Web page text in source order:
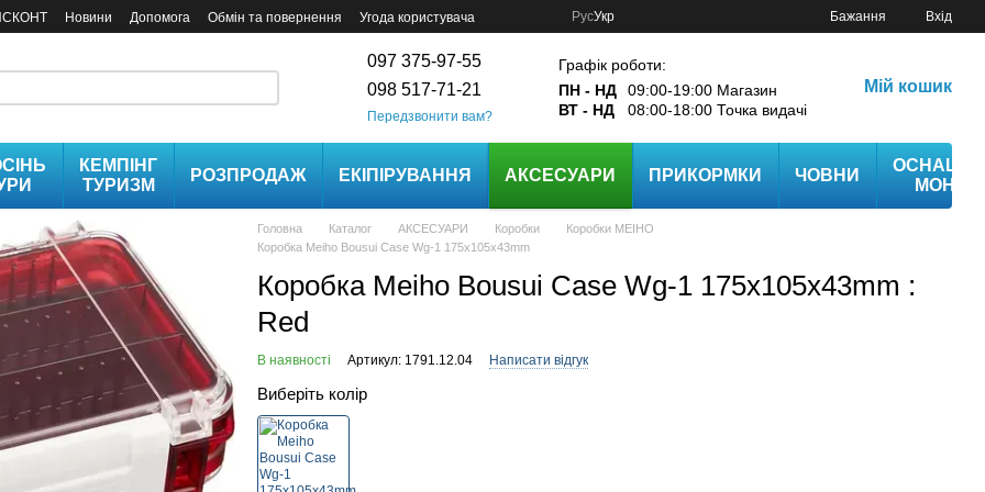
Новини Допомога Обмін та повернення Угода користувача РусУкр Бажання Вхід
097 375-97-55
098 517-71-21
Передзвонити вам?
Графік роботи:
ПН - НД
09:00-19:00 Магазин
ВТ - НД
08:00-18:00 Точка видачі
Мій кошик
КЕМПІНГ
ТУРИЗМ
РОЗПРОДАЖ ЕКІПІРУВАННЯ АКСЕСУАРИ ПРИКОРМКИ ЧОВНИ
Головна Каталог АКСЕСУАРИ Коробки
Коробки MEIHO
Коробка Meiho Bousui Case Wg-1 175x105x43mm
Коробка Meiho Bousui Case Wg-1 175x105x43mm :
Red
В наявності Артикул: 1791.12.04 Написати відгук
Виберіть колір